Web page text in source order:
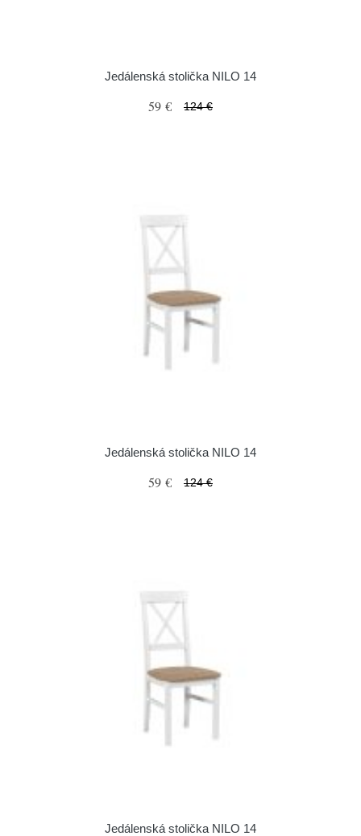
Jedálenská stolička NILO 14
59 € 124 €
Jedálenská stolička NILO 14
59 € 124 €
Jedálenská stolička NILO 14